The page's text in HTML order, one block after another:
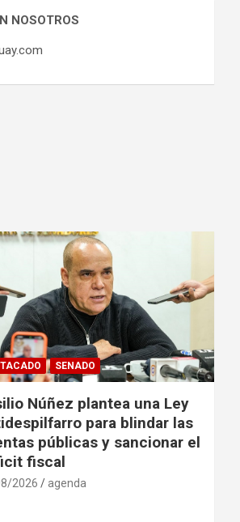
NOSOTROS
SENADO
Núñez plantea una Ley
para blindar las
públicas y sancionar el
fiscal
2026 agenda